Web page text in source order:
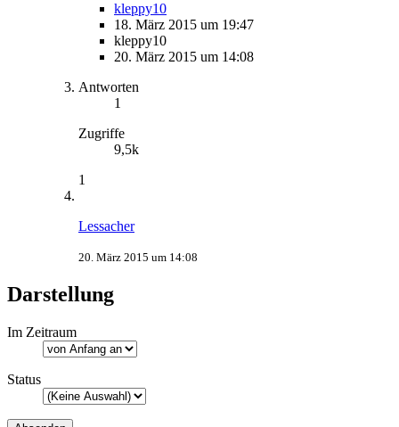
kleppy10
18. März 2015 um 19:47
kleppy10
20. März 2015 um 14:08
Antworten
1
Zugriffe
9,5k
1
Lessacher
20. März 2015 um 14:08
Darstellung
Im Zeitraum
Status